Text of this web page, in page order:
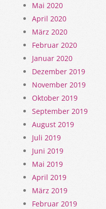
Mai 2020
April 2020
März 2020
Februar 2020
Januar 2020
Dezember 2019
November 2019
Oktober 2019
September 2019
August 2019
Juli 2019
Juni 2019
Mai 2019
April 2019
März 2019
Februar 2019